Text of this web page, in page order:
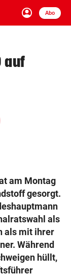
account_circle
Anmelden
Abo
Schließen
auf
am Montag
gesorgt.
als
als mit ihrer
Während
hüllt,